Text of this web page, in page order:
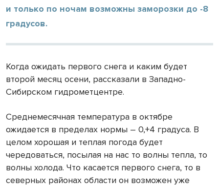
и только по ночам возможны заморозки до -8
градусов.
Когда ожидать первого снега и каким будет
второй месяц осени, рассказали в Западно-
Сибирском гидрометцентре.
Среднемесячная температура в октябре
ожидается в пределах нормы – 0,+4 градуса. В
целом хорошая и теплая погода будет
чередоваться, посылая на нас то волны тепла, то
волны холода. Что касается первого снега, то в
северных районах области он возможен уже